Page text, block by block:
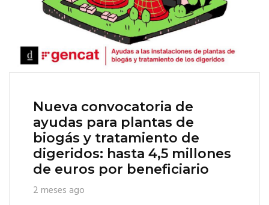
Nueva convocatoria de
ayudas para plantas de
biogás y tratamiento de
digeridos: hasta 4,5 millones
de euros por beneficiario
2 meses ago